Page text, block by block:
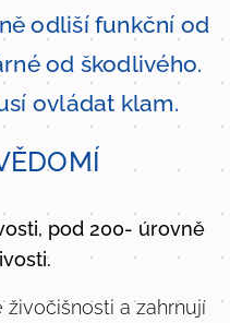
odliší funkční od
od škodlivého.
ovládat klam.
pod 200- úrovně
a zahrnují